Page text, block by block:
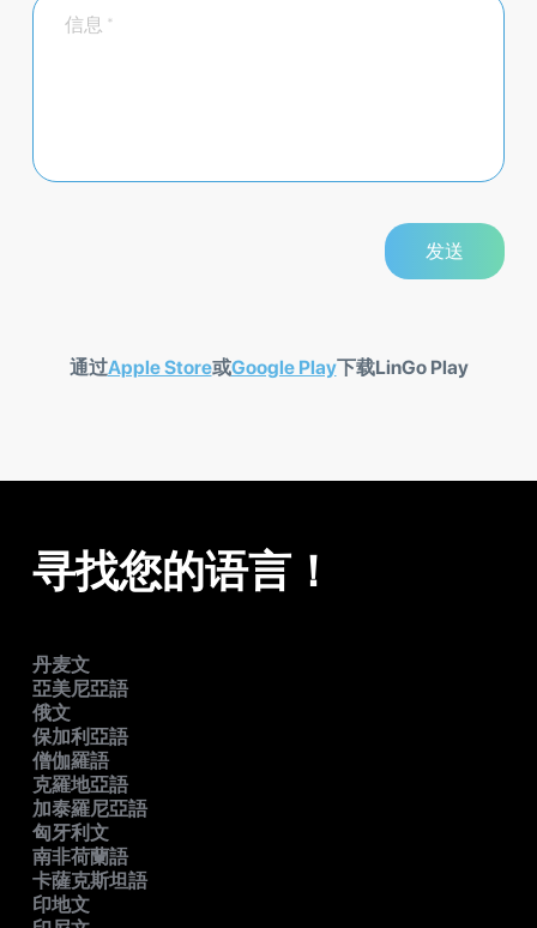
通过Apple Store或Google Play下载LinGo Play
寻找您的语言！
丹麦文
亞美尼亞語
俄文
保加利亞語
僧伽羅語
克羅地亞語
加泰羅尼亞語
匈牙利文
南非荷蘭語
卡薩克斯坦語
印地文